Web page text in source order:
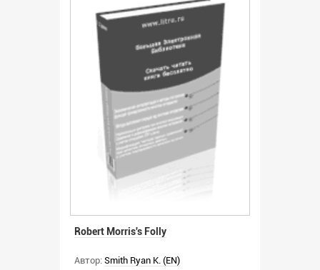
Robert Morris's Folly
Автор: Smith Ryan K. (EN)